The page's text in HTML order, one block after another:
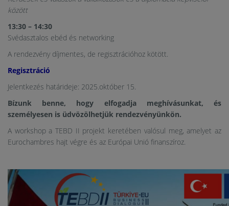
között
13:30 – 14:30
Svédasztalos ebéd és networking
A rendezvény díjmentes, de regisztrációhoz kötött.
Regisztráció
Jelentkezés határideje: 2025.október 15.
Bízunk benne, hogy elfogadja meghívásunkat, és
személyesen is üdvözölhetjük rendezvényünkön.
A workshop a TEBD II projekt keretében valósul meg, amelyet az
Eurochambres hajt végre és az Európai Unió finanszíroz.